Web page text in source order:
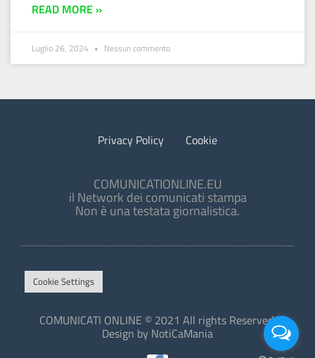
READ MORE »
Luglio 26, 2024 Nessun commento
Privacy Policy Cookie
COMUNICATIONLINE.EU
il Network dei comunicati stampa
Non è una testata giornalistica.
Cookie Settings
COMUNICATI ONLINE © 2021 All rights Reserved.
Design by NotiCaMania